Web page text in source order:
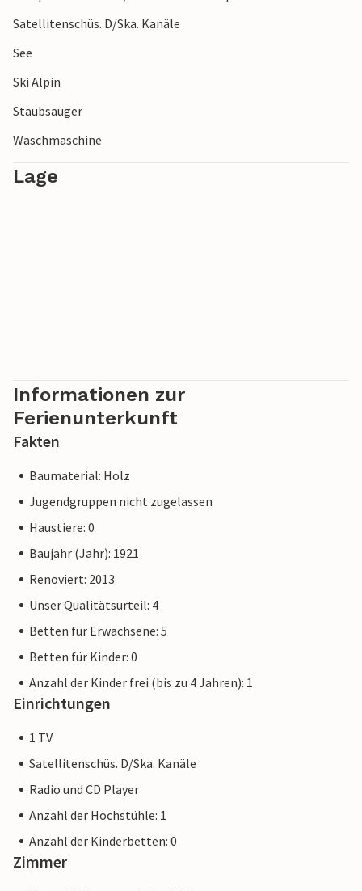
Satellitenschüs. D/Ska. Kanäle
See
Ski Alpin
Staubsauger
Waschmaschine
Lage
Informationen zur
Ferienunterkunft
Fakten
Baumaterial: Holz
Jugendgruppen nicht zugelassen
Haustiere: 0
Baujahr (Jahr): 1921
Renoviert: 2013
Unser Qualitätsurteil: 4
Betten für Erwachsene: 5
Betten für Kinder: 0
Anzahl der Kinder frei (bis zu 4 Jahren): 1
Einrichtungen
1 TV
Satellitenschüs. D/Ska. Kanäle
Radio und CD Player
Anzahl der Hochstühle: 1
Anzahl der Kinderbetten: 0
Zimmer